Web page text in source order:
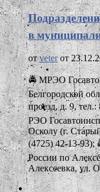
в
отveterот
🚔 МРЭО
Белгородской
проезд, д. 9,
РЭО
Осколу (г.
(4725) 42-13-
России по
Алексеевка, ул.